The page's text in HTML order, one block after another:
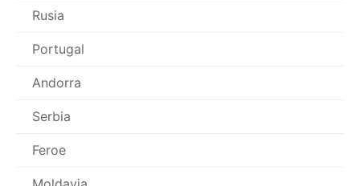
Rusia
Portugal
Andorra
Serbia
Feroe